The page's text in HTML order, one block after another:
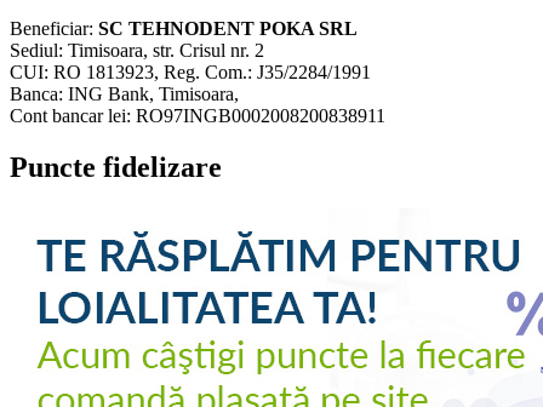
Beneficiar: SC TEHNODENT POKA SRL
Sediul: Timisoara, str. Crisul nr. 2
CUI: RO 1813923, Reg. Com.: J35/2284/1991
Banca: ING Bank, Timisoara,
Cont bancar lei: RO97INGB0002008200838911
Puncte fidelizare